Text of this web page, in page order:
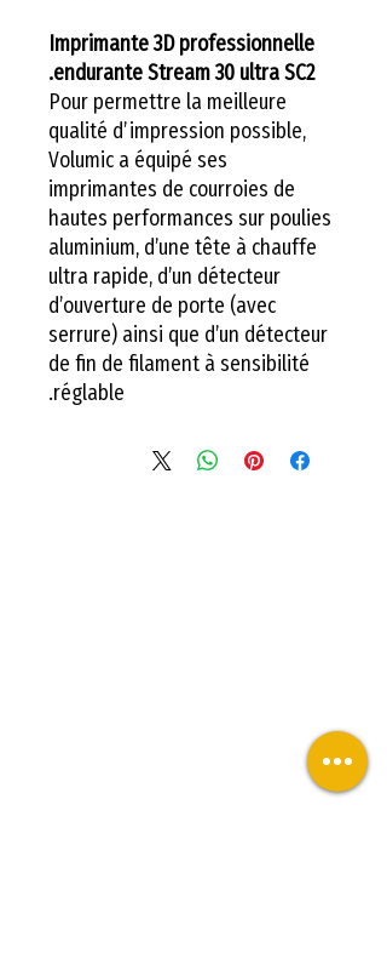
Imprimante 3D professionnelle
endurante Stream 30 ultra SC2.
Pour permettre la meilleure
qualité d’impression possible,
Volumic a équipé ses
imprimantes de courroies de
hautes performances sur poulies
aluminium, d’une tête à chauffe
ultra rapide, d’un détecteur
d’ouverture de porte (avec
serrure) ainsi que d’un détecteur
de fin de filament à sensibilité
réglable.